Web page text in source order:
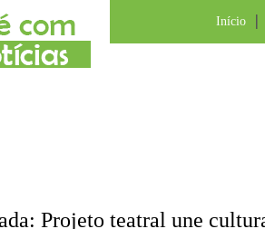
Início
Projeto teatral une